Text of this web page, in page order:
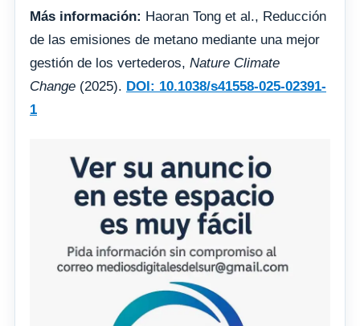
Más información: Haoran Tong et al., Reducción
de las emisiones de metano mediante una mejor
gestión de los vertederos, Nature Climate
Change (2025). DOI: 10.1038/s41558-025-02391-
1